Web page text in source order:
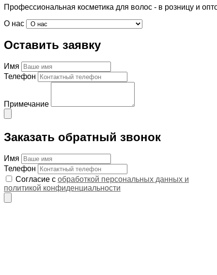
Профессиональная косметика для волос - в розницу и
О нас
Оставить заявку
Имя
Телефон
Примечание
Заказать обратный звонок
Имя
Телефон
Согласие с обработкой персональных данных и
политикой конфиденциальности